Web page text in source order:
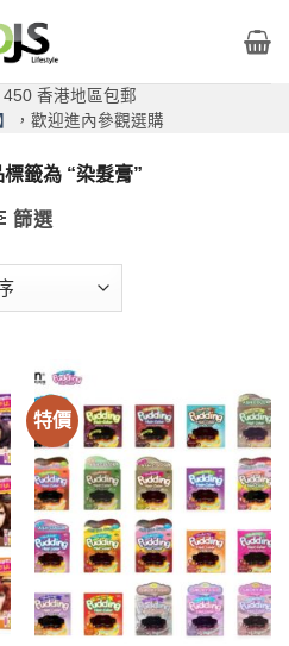
香港地區包郵
，歡迎進內參觀選購
標籤為 “染髮膏”
篩選
特價